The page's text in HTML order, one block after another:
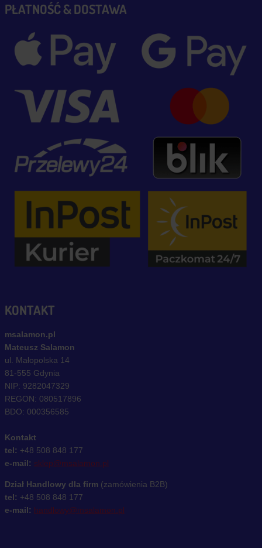
PŁATNOŚĆ & DOSTAWA
KONTAKT
msalamon.pl
Mateusz Salamon
ul. Małopolska 14
81-555 Gdynia
NIP: 9282047329
REGON: 080517896
BDO: 000356585
Kontakt
tel: +48 508 848 177
e-mail: sklep@msalamon.pl
Dział Handlowy dla firm (zamówienia B2B)
tel: +48 508 848 177
e-mail: handlowy@msalamon.pl